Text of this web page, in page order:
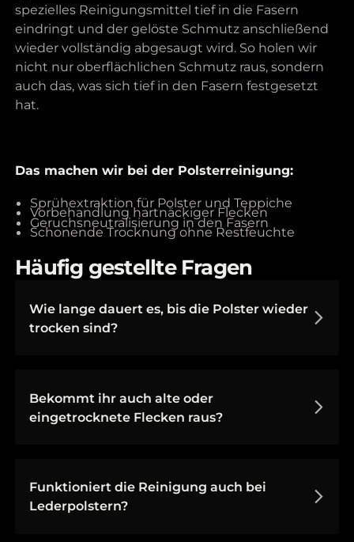
spezielles Reinigungsmittel tief in die Fasern
eindringt und der gelöste Schmutz anschließend
wieder vollständig abgesaugt wird. So holen wir
nicht nur oberflächlichen Schmutz raus, sondern
auch das, was sich tief in den Fasern festgesetzt
hat.
Das machen wir bei der Polsterreinigung:
Sprühextraktion für Polster und Teppiche
Vorbehandlung hartnäckiger Flecken
Geruchsneutralisierung in den Fasern
Schonende Trocknung ohne Restfeuchte
Häufig gestellte Fragen
Wie lange dauert es, bis die Polster wieder
trocken sind?
Bekommt ihr auch alte oder
eingetrocknete Flecken raus?
Funktioniert die Reinigung auch bei
Lederpolstern?